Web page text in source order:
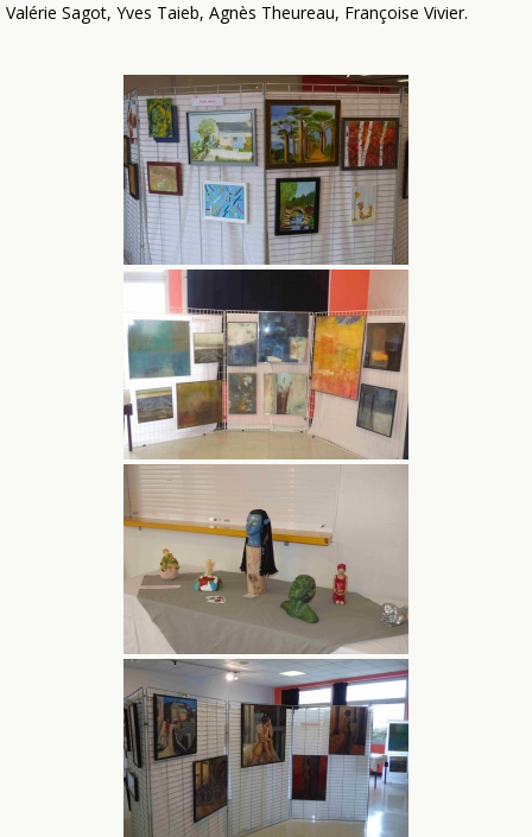
Valérie Sagot, Yves Taieb, Agnès Theureau, Françoise Vivier.